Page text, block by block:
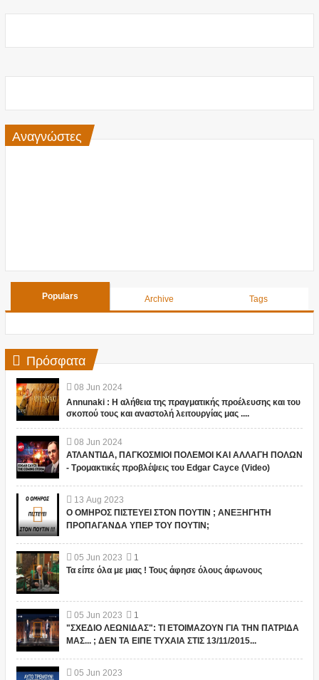
Αναγνώστες
Populars Archive Tags
Πρόσφατα
08 Jun 2024
Annunaki : Η αλήθεια της πραγματικής προέλευσης και του
σκοπού τους και αναστολή λειτουργίας μας ....
08 Jun 2024
ΑΤΛΑΝΤΙΔΑ, ΠΑΓΚΟΣΜΙΟΙ ΠΟΛΕΜΟΙ ΚΑΙ ΑΛΛΑΓΗ ΠΟΛΩΝ
- Τρομακτικές προβλέψεις του Edgar Cayce (Video)
13 Aug 2023
Ο ΟΜΗΡΟΣ ΠΙΣΤΕΥΕΙ ΣΤΟΝ ΠΟΥΤΙΝ ; ΑΝΕΞΗΓΗΤΗ
ΠΡΟΠΑΓΑΝΔΑ ΥΠΕΡ ΤΟΥ ΠΟΥΤΙΝ;
05 Jun 2023
1
Τα είπε όλα με μιας ! Τους άφησε όλους άφωνους
05 Jun 2023
1
"ΣΧΕΔΙΟ ΛΕΩΝΙΔΑΣ": ΤΙ ΕΤΟΙΜΑΖΟΥΝ ΓΙΑ ΤΗΝ ΠΑΤΡΙΔΑ
ΜΑΣ... ; ΔΕΝ ΤΑ ΕΙΠΕ ΤΥΧΑΙΑ ΣΤΙΣ 13/11/2015...
05 Jun 2023